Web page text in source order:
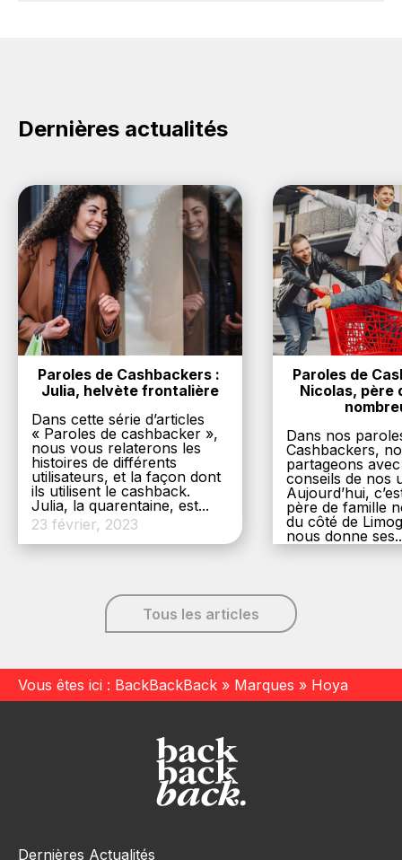
sur le site Hoya.
Dernières actualités
Paroles de Cashbackers :
Julia, helvète frontalière
Dans cette série d’articles
« Paroles de cashbacker »,
nous vous relaterons les
histoires de différents
utilisateurs, et la façon dont
ils utilisent le cashback.
Julia, la quarentaine, est...
23 février, 2023
Paroles de
Nicolas, père
Dans nos
Cashbackers,
partageons
conseils de nos
Aujourd’hui,
père de famille
du côté de
nous donne
Tous les articles
Vous êtes ici : BackBackBack » Marques » Hoya
Dernières Actualités